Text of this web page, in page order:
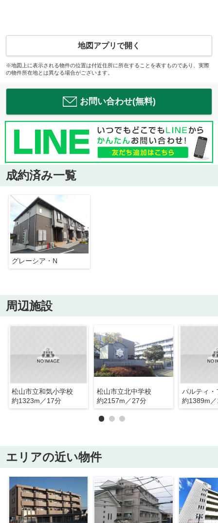
地図アプリで開く
※地図上に表示される物件の位置は付近住所に所在することを表すものであり、実際
の物件所在地とは異なる場合がございます。
お問い合わせ(無料)
成約済み一覧
グレーシア・N
周辺施設
松山市立和気小学校
約1323m／17分
松山市立北中学校
約2157m／27分
パルティ・
約1389m
エリアの近い物件